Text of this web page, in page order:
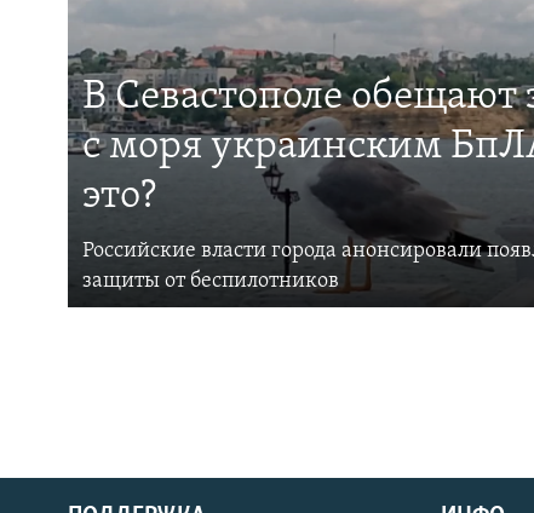
В Севастополе обещают
с моря украинским
это?
Российские власти города анонсировали
защиты от беспилотников